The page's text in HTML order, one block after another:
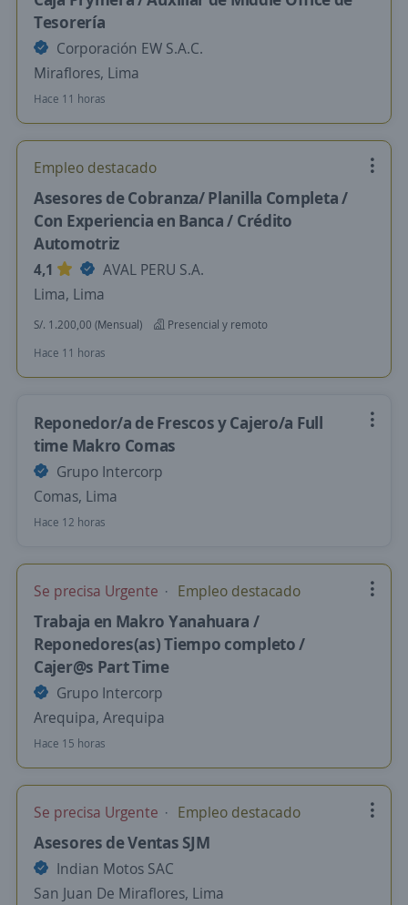
Tesorería
Corporación EW S.A.C.
Miraflores, Lima
Hace 11 horas
Empleo destacado
Asesores de Cobranza/ Planilla Completa /
Con Experiencia en Banca / Crédito
Automotriz
4,1
AVAL PERU S.A.
Lima, Lima
S/. 1.200,00 (Mensual)
Presencial y remoto
Hace 11 horas
Reponedor/a de Frescos y Cajero/a Full
time Makro Comas
Grupo Intercorp
Comas, Lima
Hace 12 horas
Se precisa Urgente Empleo destacado
Trabaja en Makro Yanahuara /
Reponedores(as) Tiempo completo /
Cajer@s Part Time
Grupo Intercorp
Arequipa, Arequipa
Hace 15 horas
Se precisa Urgente Empleo destacado
Asesores de Ventas SJM
Indian Motos SAC
San Juan De Miraflores, Lima